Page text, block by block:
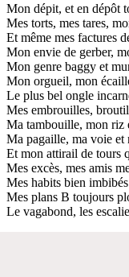
Mon dépit, et en dépôt
Mes torts, mes tares,
Et même mes factures
Mon envie de gerber,
Mon genre baggy et
Mon orgueil, mon
Le plus bel ongle
Mes embrouilles,
Ma tambouille, mon riz
Ma pagaille, ma voie
Et mon attirail de tours
Mes excès, mes amis
Mes habits bien
Mes plans B toujours
Le vagabond, les